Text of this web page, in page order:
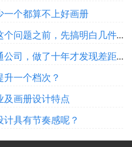
一个都算不上好画册
问题之前，先搞明白几件事
司，做了十年才发现差距在哪
一个档次？
及画册设计特点
具有节奏感呢？